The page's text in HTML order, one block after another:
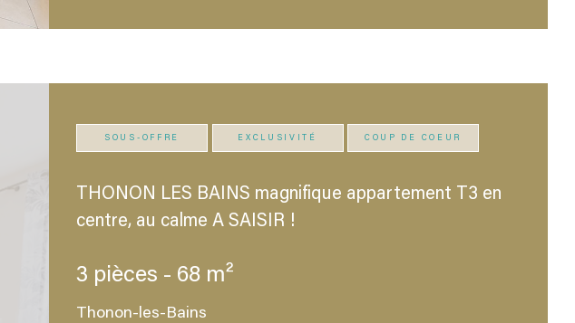
SOUS-OFFRE EXCLUSIVITÉ COUP DE COEUR
THONON LES BAINS magnifique appartement T3 en
centre, au calme A SAISIR !
3 pièces - 68 m²
Thonon-les-Bains